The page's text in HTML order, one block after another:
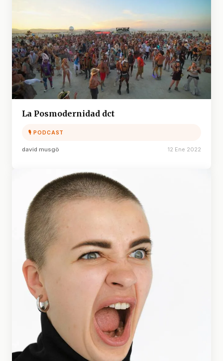
La Posmodernidad dct
🎙 PODCAST
david musgö 12 Ene 2022